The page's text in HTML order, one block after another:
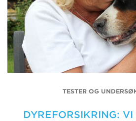
TESTER OG
DYREFORSIKRING: